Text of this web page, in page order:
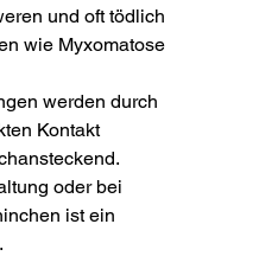
und oft tödlich
wie Myxomatose
werden durch
Kontakt
oder bei
ist ein